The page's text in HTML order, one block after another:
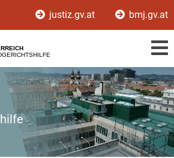
justiz.gv.at bmj.gv.at